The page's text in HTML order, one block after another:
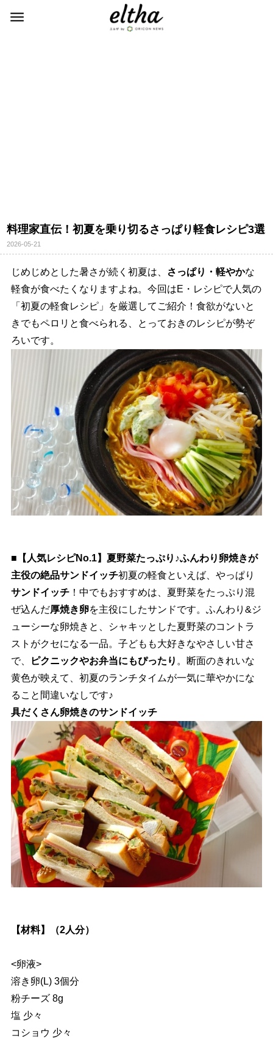
料理家直伝！初夏を乗り切るさっぱり軽食レシピ3選
2026-05-21
じめじめとした暑さが続く初夏は、 さっぱり・軽やかな
軽食が食べたくなりますよね。今回はE・レシピで人気の
「初夏の軽食レシピ」を厳選してご紹介！食欲がないと
きでもペロリと食べられる、とっておきのレシピが勢ぞ
ろいです。
■【人気レシピNo.1】夏野菜たっぷり♪ふんわり卵焼きが
主役の絶品サンドイッチ初夏の軽食といえば、やっぱり
サンドイッチ！中でもおすすめは、夏野菜をたっぷり混
ぜ込んだ厚焼き卵を主役にしたサンドです。ふんわり&ジ
ューシーな卵焼きと、シャキッとした夏野菜のコントラ
ストがクセになる一品。子どもも大好きなやさしい甘さ
で、
ピクニックやお弁当にもぴったり 。断面のきれいな
黄色が映えて、初夏のランチタイムが一気に華やかにな
ること間違いなしです♪
具だくさん卵焼きのサンドイッチ
【材料】（2人分）
<卵液>
溶き卵(L) 3個分
粉チーズ 8g
塩 少々
コショウ 少々